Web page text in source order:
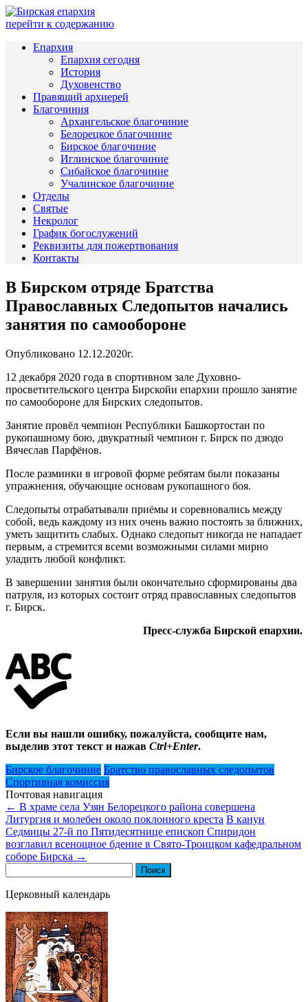
перейти к содержанию
Епархия
Епархия сегодня
История
Духовенство
Правящий архиерей
Благочиния
Архангельское благочиние
Белорецкое благочиние
Бирское благочиние
Иглинское благочиние
Сибайское благочиние
Учалинское благочиние
Отделы
Святые
Некролог
График богослужений
Реквизиты для пожертвования
Контакты
В Бирском отряде Братства
Православных Следопытов начались
занятия по самообороне
Опубликовано 12.12.2020г.
12 декабря 2020 года в спортивном зале Духовно-
просветительского центра Бирскойи епархии прошло занятие
по самообороне для Бирских следопытов.
Занятие провёл чемпион Республики Башкортостан по
рукопашному бою, двукратный чемпион г. Бирск по дзюдо
Вячеслав Парфёнов.
После разминки в игровой форме ребятам были показаны
упражнения, обучающие основам рукопашного боя.
Следопыты отрабатывали приёмы и соревновались между
собой, ведь каждому из них очень важно постоять за ближних,
уметь защитить слабых. Однако следопыт никогда не нападает
первым, а стремится всеми возможными силами мирно
уладить любой конфликт.
В завершении занятия были окончательно сформированы два
патруля, из которых состоит отряд православных следопытов
г. Бирск.
Пресс-служба Бирской епархии.
Если вы нашли ошибку, пожалуйста, сообщите нам,
выделив этот текст и нажав Ctrl+Enter.
Бирское благочиние Братство православных следопытов
Спортивная комиссия
Почтовая навигация
← В храме села Узян Белорецкого района совершена
Литургия и молебен около поклонного креста В канун
Седмицы 27-й по Пятидесятнице епископ Спиридон
возглавил всенощное бдение в Свято-Троицком кафедральном
соборе Бирска →
Церковный календарь